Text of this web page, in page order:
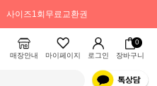
사이즈1회무료교환권
매장안내 마이페이지 로그인
0
장바구니